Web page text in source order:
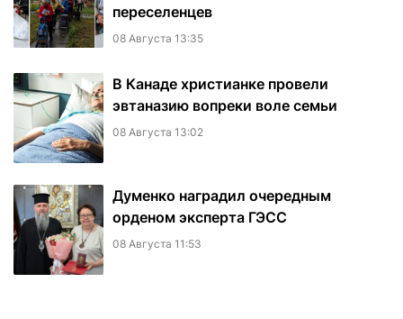
переселенцев
08 Августа 13:35
В Канаде христианке провели
эвтаназию вопреки воле семьи
08 Августа 13:02
Думенко наградил очередным
орденом эксперта ГЭСС
08 Августа 11:53